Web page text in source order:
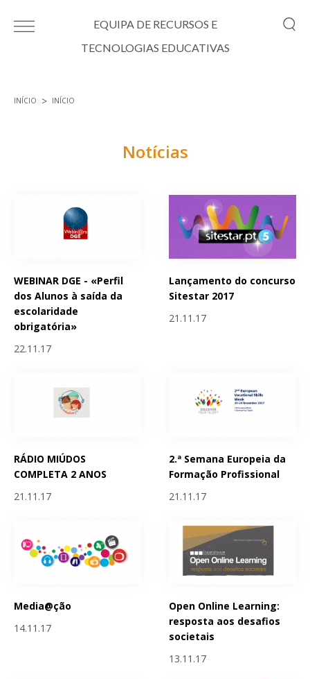
EQUIPA DE RECURSOS E
TECNOLOGIAS EDUCATIVAS
INÍCIO INÍCIO
Notícias
WEBINAR DGE - «Perfil
dos Alunos à saída da
escolaridade
obrigatória»
22.11.17
Lançamento do concurso
Sitestar 2017
21.11.17
RÁDIO MIÚDOS
COMPLETA 2 ANOS
21.11.17
2.ª Semana Europeia da
Formação Profissional
21.11.17
Media@ção
14.11.17
Open Online Learning:
resposta aos desafios
societais
13.11.17
Páginas